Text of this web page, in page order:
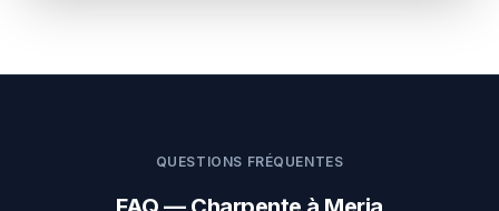
QUESTIONS FRÉQUENTES